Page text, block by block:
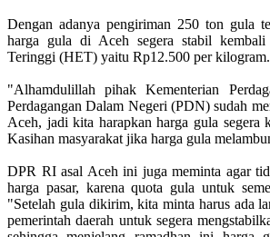
Dengan adanya pengiriman 250 ton gula
harga gula di Aceh segera stabil kembali
Teringgi (HET) yaitu Rp12.500 per kilogram.
"Alhamdulillah pihak Kementerian
Perdagangan Dalam Negeri (PDN) sudah
Aceh, jadi kita harapkan harga gula segera
Kasihan masyarakat jika harga gula
DPR RI asal Aceh ini juga meminta agar
harga pasar, karena quota gula untuk
"Setelah gula dikirim, kita minta harus ada
pemerintah daerah untuk segera